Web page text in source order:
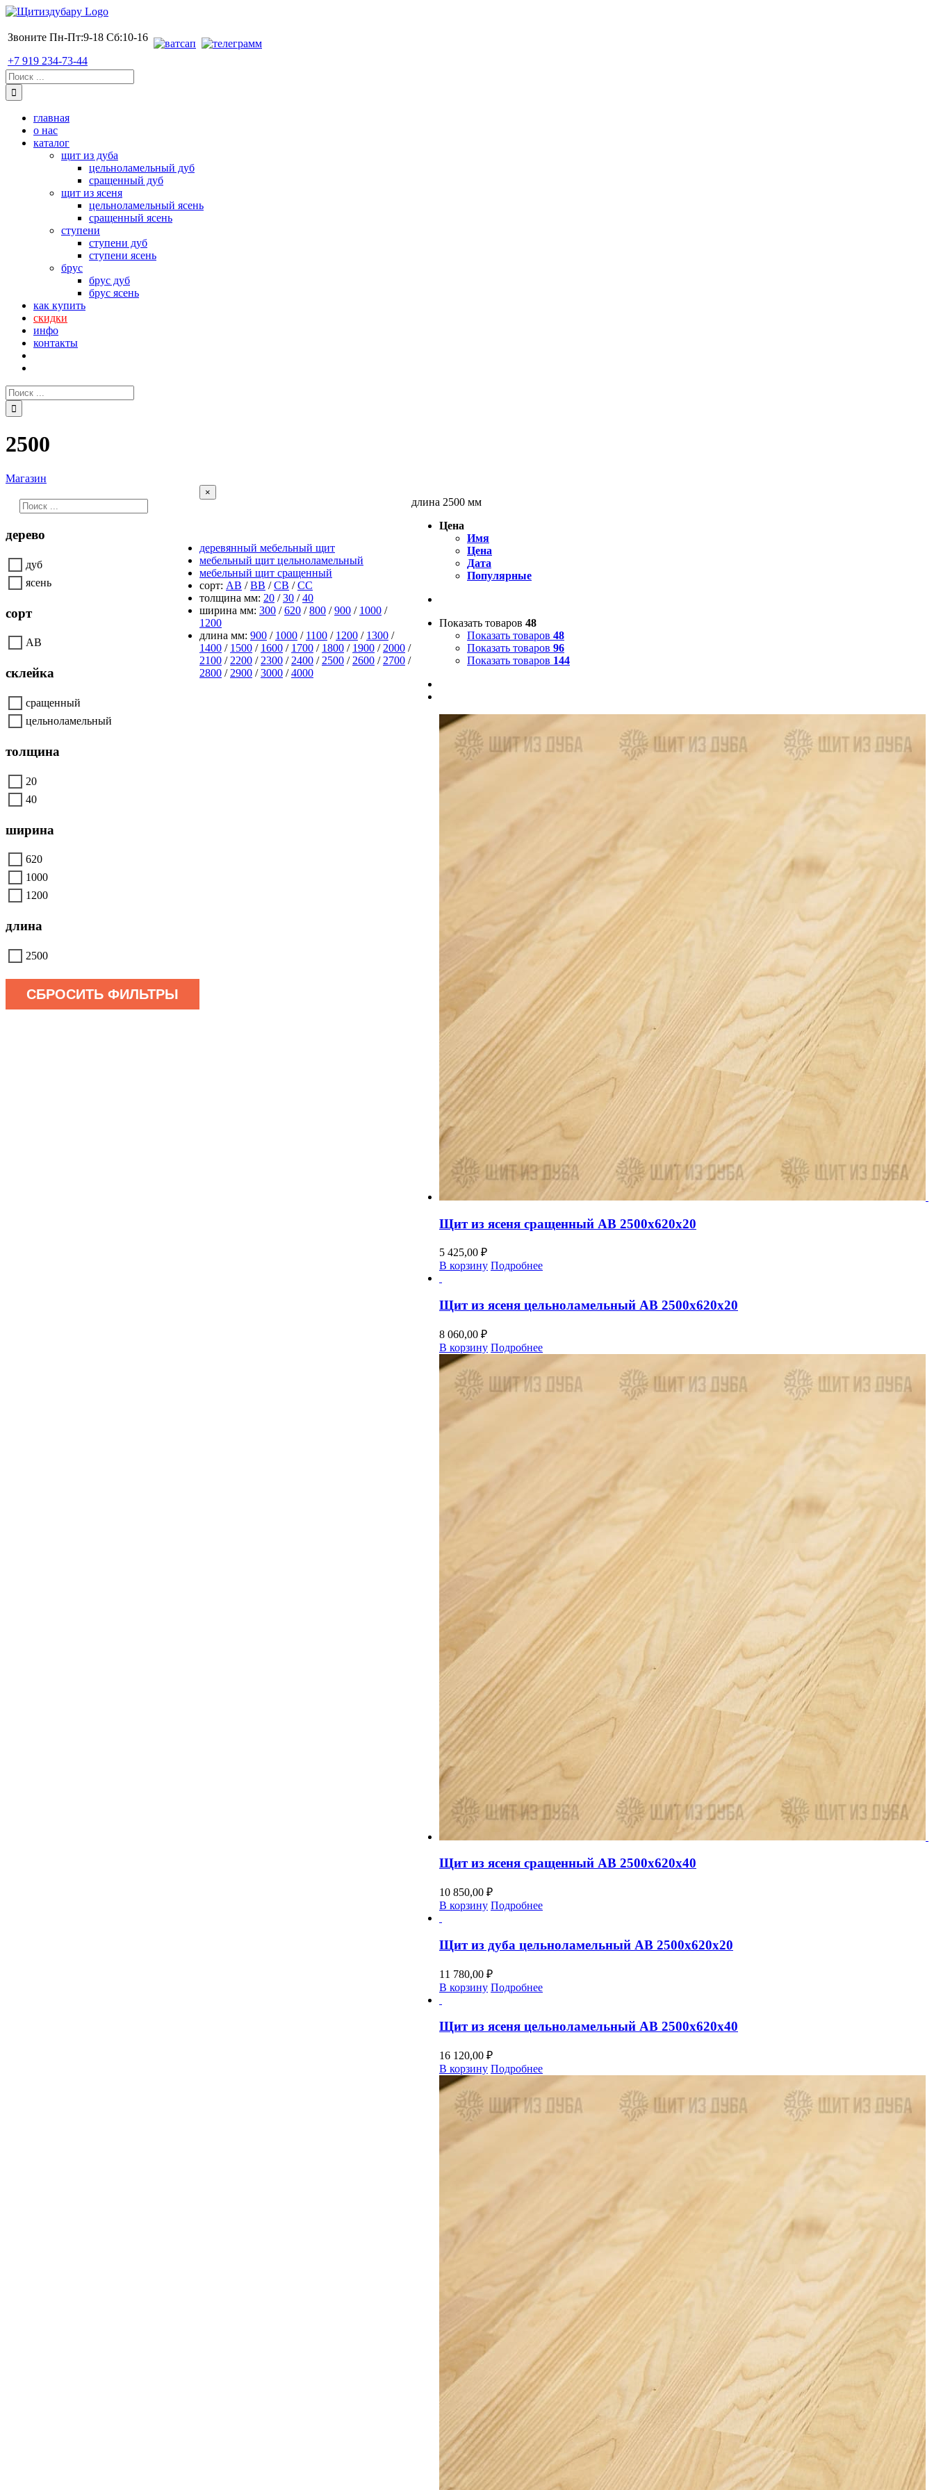
Skip
content
Звоните Пн-Пт:9-18 Сб:10-16
+7 919 234-73-44
Поиск:
главная
о нас
каталог
щит из дуба
цельноламельный дуб
сращенный дуб
щит из ясеня
цельноламельный ясень
сращенный ясень
ступени
ступени дуб
ступени ясень
брус
брус дуб
брус ясень
как купить
скидки
инфо
контакты
Поиск:
2500
Магазин
длина 2500 мм
Цена
Имя
Цена
Дата
Популярные
Показать товаров 48
Показать товаров 48
Показать товаров 96
Показать товаров 144
Щит из ясеня сращенный АВ 2500х620х20
5 425,00 ₽
В корзину Подробнее
Щит из ясеня цельноламельный АВ 2500х620х20
8 060,00 ₽
В корзину Подробнее
Щит из ясеня сращенный АВ 2500х620х40
10 850,00 ₽
В корзину Подробнее
Щит из дуба цельноламельный АВ 2500х620х20
11 780,00 ₽
В корзину Подробнее
Щит из ясеня цельноламельный АВ 2500х620х40
16 120,00 ₽
В корзину Подробнее
дерево
дуб
ясень
сорт
AB
склейка
сращенный
цельноламельный
толщина
20
40
ширина
620
1000
1200
длина
2500
СБРОСИТЬ ФИЛЬТРЫ
Close
product
×
деревянный мебельный щит
мебельный щит цельноламельный
мебельный щит сращенный
сорт: АВ /ВВ /СВ /СС
толщина мм: 20 /30 /40
ширина мм: 300 /620 /800 /900 / 1000 /
1200
длина мм: 900 / 1000 / 1100 / 1200 / 1300 /
1400 / 1500 / 1600 / 1700 / 1800 / 1900 / 2000 /
2100 / 2200 / 2300 / 2400 / 2500 / 2600 / 2700 /
2800 / 2900 /3000 /4000